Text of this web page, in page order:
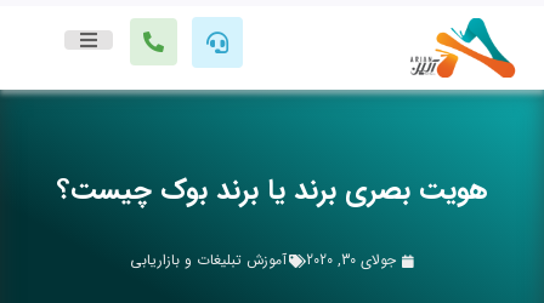
هویت بصری برند یا برند بوک چیست؟
جولای 30, 2020 آموزش تبلیغات و بازاریابی